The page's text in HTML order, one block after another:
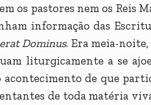
os pastores nem os Reis
informação das
Dominus. Era meia-
liturgicamente a se
acontecimento de que
de toda matéria